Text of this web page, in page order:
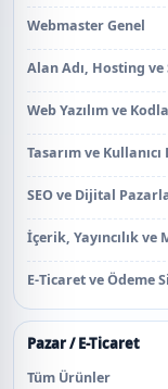
Webmaster Genel
Alan Adı, Hosting ve
Web Yazılım ve
Tasarım ve
SEO ve Dijital
İçerik, Yayıncılık ve
E-Ticaret ve Ödeme
Pazar / E-Ticaret
Tüm Ürünler